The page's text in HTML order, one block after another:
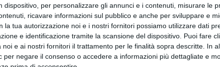
dispositivo, per personalizzare gli annunci e i contenuti, misurare le
ricavare informazioni sul pubblico e anche per sviluppare e
la tua autorizzazione noi e i nostri fornitori possiamo utilizzare dati
e identificazione tramite la scansione del dispositivo. Puoi fare
noi e ai nostri fornitori il trattamento per le finalità sopra descritte. In
per negare il consenso o accedere a informazioni più dettagliate e
cui il disgaggio del materiale franato e l’istituzione
consentito una riapertura parziale. Dopo il rilascio
in soli 40 giorni, sono stati realizzati gli
la pavimentazione stradale per circa 300 metri